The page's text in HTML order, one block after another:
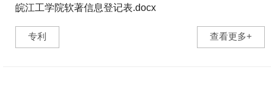
皖江工学院软著信息登记表.docx
438d9648ef13d0af6bcc63d5ee168e73.docx (16.52 KB) ...
专利
查看更多+